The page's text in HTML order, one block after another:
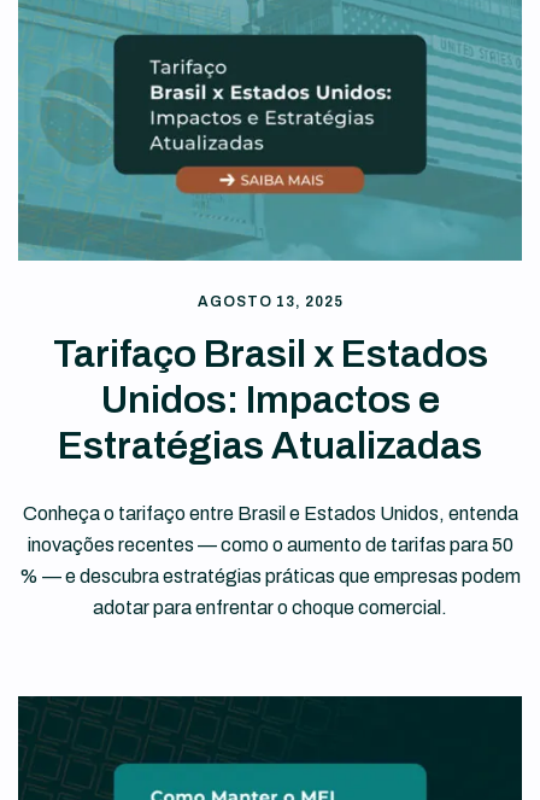
AGOSTO 13, 2025
Tarifaço Brasil x Estados
Unidos: Impactos e
Estratégias Atualizadas
Conheça o tarifaço entre Brasil e Estados Unidos, entenda
inovações recentes — como o aumento de tarifas para 50
% — e descubra estratégias práticas que empresas podem
adotar para enfrentar o choque comercial.